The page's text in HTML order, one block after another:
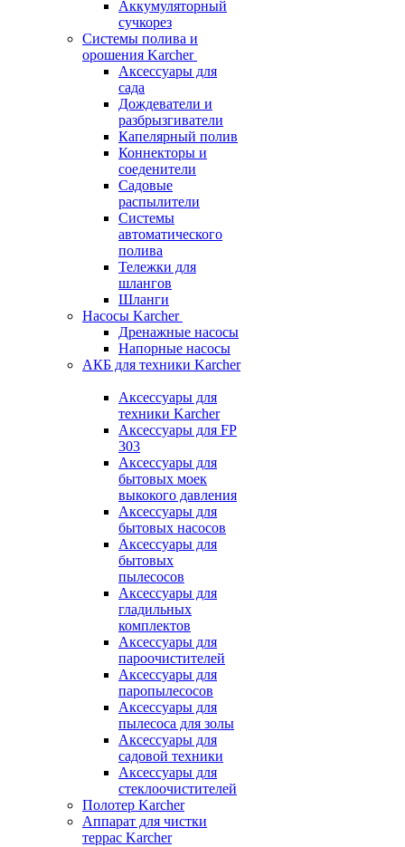
Аккумуляторный
сучкорез
Системы полива и
орошения Karcher
Аксессуары для
сада
Дождеватели и
разбрызгиватели
Капелярный полив
Коннекторы и
соеденители
Садовые
распылители
Системы
автоматического
полива
Тележки для
шлангов
Шланги
Насосы Karcher
Дренажные насосы
Напорные насосы
АКБ для техники Karcher
Аксессуары для
техники Karcher
Аксессуары для FP
303
Аксессуары для
бытовых моек
выкокого давления
Аксессуары для
бытовых насосов
Аксессуары для
бытовых
пылесосов
Аксессуары для
гладильных
комплектов
Аксессуары для
пароочистителей
Аксессуары для
паропылесосов
Аксессуары для
пылесоса для золы
Аксессуары для
садовой техники
Аксессуары для
стеклоочистителей
Полотер Karcher
Аппарат для чистки
террас Karcher